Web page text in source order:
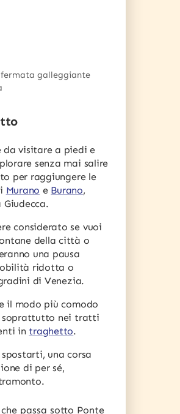
galleggiante
da visitare a piedi e
senza mai salire
per raggiungere le
Murano e Burano,
Giudecca.
considerato se vuoi
della città o
una pausa
ridotta o
di Venezia.
il modo più comodo
soprattutto nei tratti
intraghetto.
una corsa
di per sé,